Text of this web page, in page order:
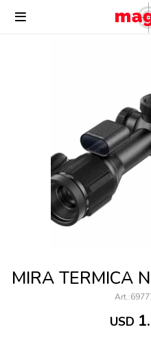

MIRA TERMICA
USD